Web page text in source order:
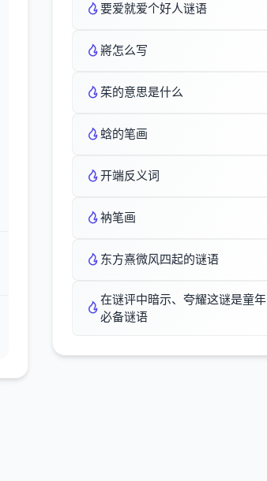
要爱就爱个好人谜语
嶈怎么写
茱的意思是什么
蛿的笔画
开端反义词
衲笔画
东方熹微风四起的谜语
在谜评中暗示、夸耀这谜是童年
必备谜语